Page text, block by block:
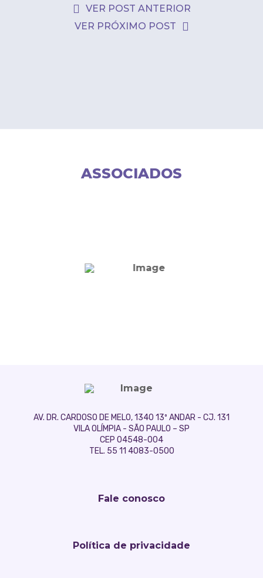
VER POST ANTERIOR
VER PRÓXIMO POST
ASSOCIADOS
AV. DR. CARDOSO DE MELO, 1340 13º ANDAR - CJ. 131
VILA OLÍMPIA - SÃO PAULO – SP
CEP 04548-004
TEL. 55 11 4083-0500
Fale conosco
Política de privacidade